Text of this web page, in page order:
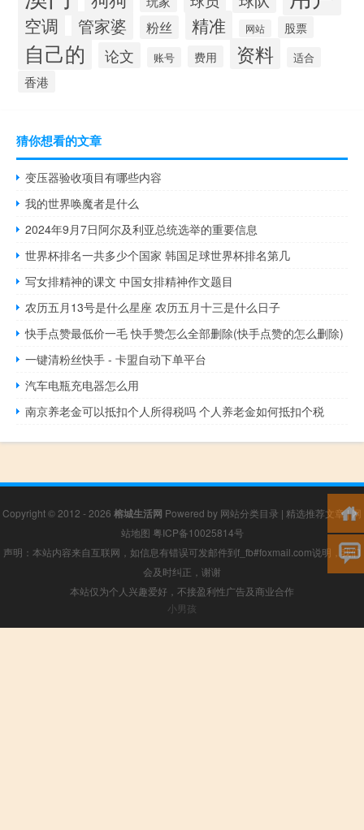
空调 管家婆 粉丝 精准 网站 股票
自己的 论文 账号 费用 资料 适合
香港
猜你想看的文章
变压器验收项目有哪些内容
我的世界唤魔者是什么
2024年9月7日阿尔及利亚总统选举的重要信息
世界杯排名一共多少个国家 韩国足球世界杯排名第几
写女排精神的课文 中国女排精神作文题目
农历五月13号是什么星座 农历五月十三是什么日子
快手点赞最低价一毛 快手赞怎么全部删除(快手点赞的怎么删除)
一键清粉丝快手 - 卡盟自动下单平台
汽车电瓶充电器怎么用
南京养老金可以抵扣个人所得税吗 个人养老金如何抵扣个税
Copyright © 2012 - 2026 榕城生活网 Powered by 网站分类目录 | 精选推荐文章|网
站地图 粤ICP备10025814号
声明：本站内容来自互联网，如信息有错误可发邮件到f_fb#foxmail.com说明，我们
会及时纠正，谢谢
本站仅为个人兴趣爱好，不接盈利性广告及商业合作
小男孩